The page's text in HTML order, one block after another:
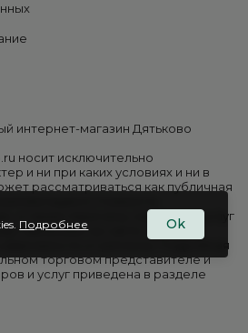
интернет-магазин Дятьково
носит исключительно
и ни при каких условиях и ни в
рассматриваться как публичная
и стоимость
а также перечень сервисных услуг
на сайте. Цены на
от региона. Подробная
торговом представителе и
и услуг приведена в разделе
Подробнее Ok